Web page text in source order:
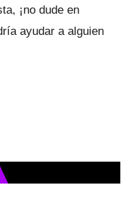
¡no dude en
ayudar a alguien